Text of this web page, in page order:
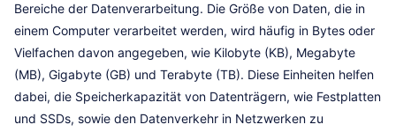
Bereiche der Datenverarbeitung. Die Größe von Daten, die in
einem Computer verarbeitet werden, wird häufig in Bytes oder
Vielfachen davon angegeben, wie Kilobyte (KB), Megabyte
(MB), Gigabyte (GB) und Terabyte (TB). Diese Einheiten helfen
dabei, die Speicherkapazität von Datenträgern, wie Festplatten
und SSDs, sowie den Datenverkehr in Netzwerken zu